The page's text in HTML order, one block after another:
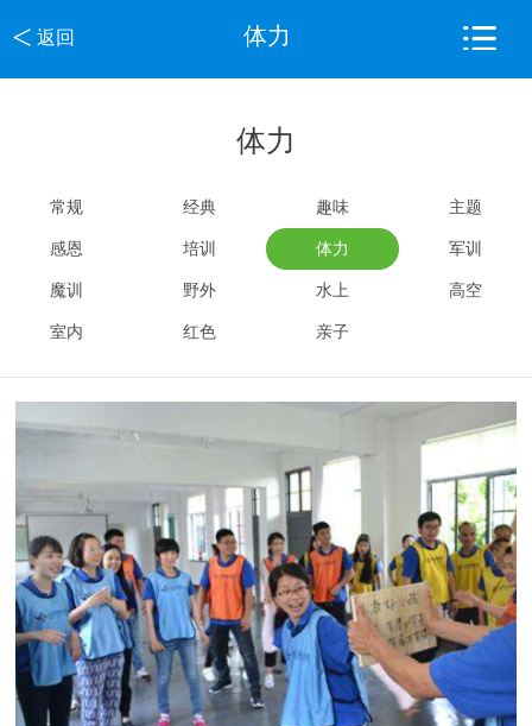
< 返回 体力
体力
常规 经典 趣味 主题
感恩 培训 体力 军训
魔训 野外 水上 高空
室内 红色 亲子